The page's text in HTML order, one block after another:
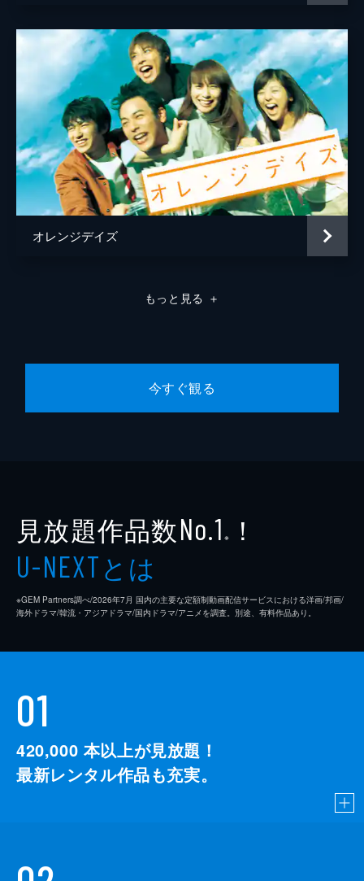
松田礼人
オレンジデイズ
もっと見る ＋
今すぐ観る
見放題作品数No.1 ※ ！
U-NEXTとは
※GEM Partners調べ/2026年7⽉ 国内の主要な定額制動画配信サービスにおける洋画/邦画/
海外ドラマ/韓流・アジアドラマ/国内ドラマ/アニメを調査。別途、有料作品あり。
01
420,000 本以上が見放題！
最新レンタル作品も充実。